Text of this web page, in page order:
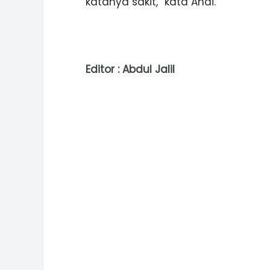
Editor : Abdul Jalil